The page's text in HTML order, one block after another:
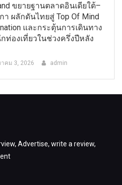
ขยายฐานตลาดอินเดียใต้–
า ผลักดันไทยสู่ Top Of Mind
และกระตุ้นการเดินทาง
ท่องเที่ยวในช่วงครึ่งปีหลัง
าคม 3, 2026 admin
Advertise, write a review,